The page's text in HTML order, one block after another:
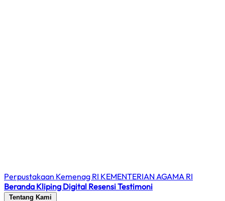
Perpustakaan Kemenag RI KEMENTERIAN AGAMA RI
Beranda Kliping Digital ResensiTestimoni
Tentang Kami